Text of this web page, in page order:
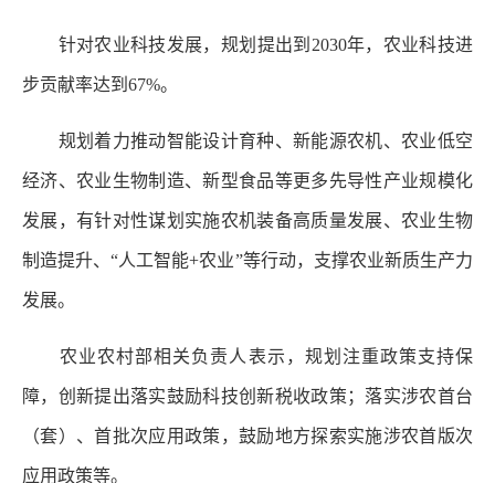
针对农业科技发展，规划提出到2030年，农业科技进
步贡献率达到67%。
规划着力推动智能设计育种、新能源农机、农业低空
经济、农业生物制造、新型食品等更多先导性产业规模化
发展，有针对性谋划实施农机装备高质量发展、农业生物
制造提升、“人工智能+农业”等行动，支撑农业新质生产力
发展。
农业农村部相关负责人表示，规划注重政策支持保
障，创新提出落实鼓励科技创新税收政策；落实涉农首台
（套）、首批次应用政策，鼓励地方探索实施涉农首版次
应用政策等。